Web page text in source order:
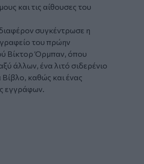
και τις αίθουσες του
συγκέντρωσε η
του πρώην
Βίκτορ Όρμπαν, όπου
άλλων, ένα λιτό σιδερένιο
Βίβλο, καθώς και ένας
εγγράφων.